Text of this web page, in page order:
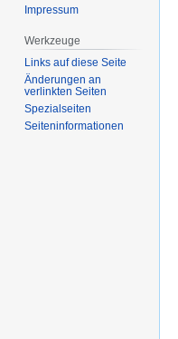
Impressum
Werkzeuge
Links auf diese Seite
Änderungen an
verlinkten Seiten
Spezialseiten
Seiten­­informationen